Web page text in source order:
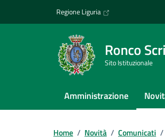
Regione Liguria
Ronco
Sito Istituzionale
Amministrazione
Home / Novità / Comunicati /